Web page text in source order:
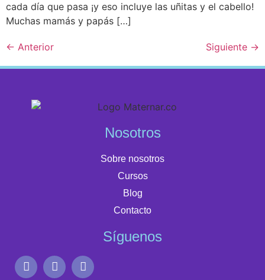
cada día que pasa ¡y eso incluye las uñitas y el cabello!
Muchas mamás y papás […]
← Anterior Siguiente →
Nosotros
Sobre nosotros
Cursos
Blog
Contacto
Síguenos